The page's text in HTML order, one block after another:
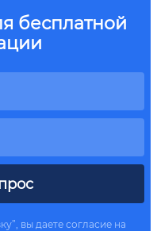
бесплатной
вы даете согласие на